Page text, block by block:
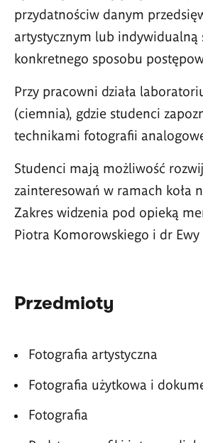
przydatnościw danym
artystycznym lub indywidualną
konkretnego sposobu
Przy pracowni działa
(ciemnia), gdzie studenci
technikami fotografii
Studenci mają możliwość
zainteresowań w ramach koła
Zakres widzenia pod opieką
Piotra Komorowskiego i dr
Przedmioty
Fotografia artystyczna
Fotografia użytkowa i
Fotografia